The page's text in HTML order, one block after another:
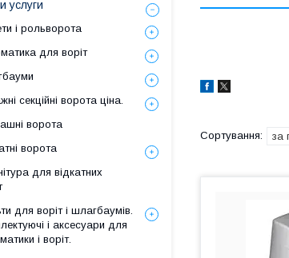
услуги
і рольворота
для воріт
секційні ворота ціна.
ворота
ворота
для відкатних
для воріт і шлагбаумів.
і аксесуари для
і воріт.